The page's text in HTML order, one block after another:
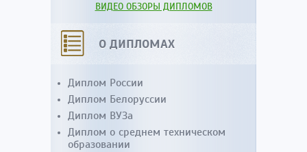
ВИДЕО ОБЗОРЫ ДИПЛОМОВ
О ДИПЛОМАХ
Диплом России
Диплом Белоруссии
Диплом ВУЗа
Диплом о среднем техническом
образовании